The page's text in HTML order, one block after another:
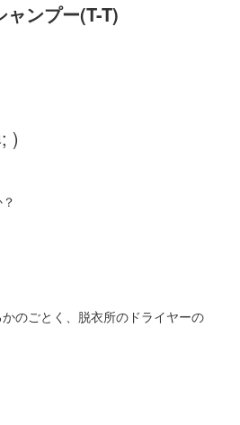
ンプー(T-T)
)
のごとく、脱衣所のドライヤーの